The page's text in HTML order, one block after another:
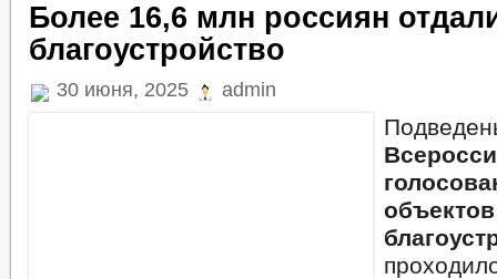
Более 16,6 млн россиян
благоустройство
30 июня, 2025 admin
объектов